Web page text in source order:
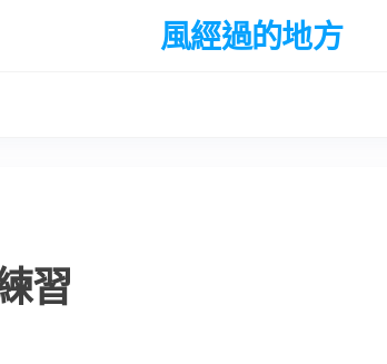
風經過的地方
習